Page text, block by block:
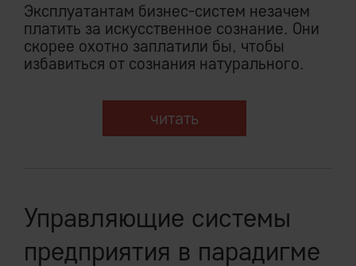
Эксплуатантам бизнес-систем незачем
платить за искусственное сознание. Они
скорее охотно заплатили бы, чтобы
избавиться от сознания натурального.
читать
Управляющие системы
предприятия в парадигме